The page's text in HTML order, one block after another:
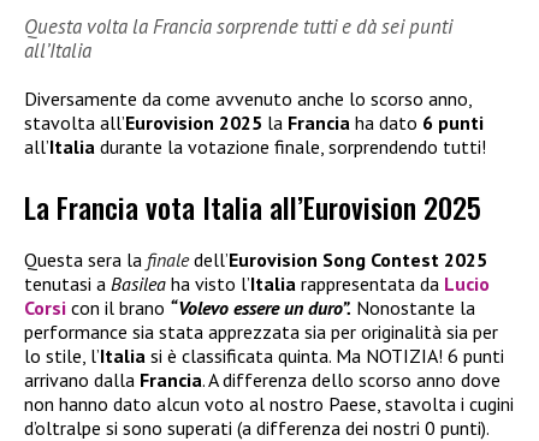
Questa volta la Francia sorprende tutti e dà sei punti
all’Italia
Diversamente da come avvenuto anche lo scorso anno,
stavolta all’Eurovision 2025 la Francia ha dato 6 punti
all’Italia durante la votazione finale, sorprendendo tutti!
La Francia vota Italia all’Eurovision 2025
Questa sera la finaledell’Eurovision Song Contest 2025
tenutasi a Basilea ha visto l’Italia rappresentata da Lucio
Corsi con il brano “Volevo essere un duro”. Nonostante la
performance sia stata apprezzata sia per originalità sia per
lo stile, l’Italia si è classificata quinta. Ma NOTIZIA! 6 punti
arrivano dalla Francia. A differenza dello scorso anno dove
non hanno dato alcun voto al nostro Paese, stavolta i cugini
d’oltralpe si sono superati (a differenza dei nostri 0 punti).